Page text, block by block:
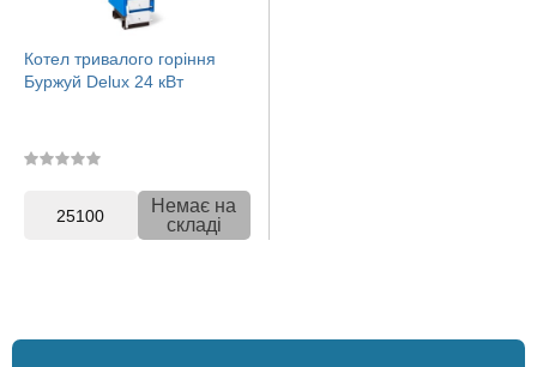
Котел тривалого горіння
Буржуй Delux 24 кВт
25100
Немає на
складі